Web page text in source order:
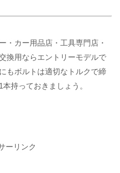
・カー用品店・工具専門店・
換用ならエントリーモデルで
もボルトは適切なトルクで締
持っておきましょう。
ーリンク